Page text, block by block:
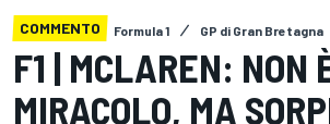
COMMENTO Formula 1 GP di Gran Bretagna
F1 | MCLAREN: NON
MIRACOLO, MA